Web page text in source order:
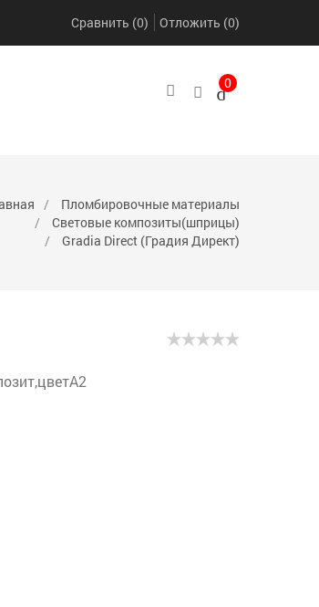
Сравнить (0) Отложить (0)
0
Пломбировочные материалы
Световые композиты(шприцы)
Gradia Direct (Градия Директ)